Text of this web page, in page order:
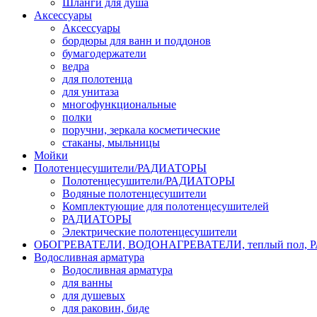
Шланги для душа
Аксессуары
Аксессуары
бордюры для ванн и поддонов
бумагодержатели
ведра
для полотенца
для унитаза
многофункциональные
полки
поручни, зеркала косметические
стаканы, мыльницы
Мойки
Полотенцесушители/РАДИАТОРЫ
Полотенцесушители/РАДИАТОРЫ
Водяные полотенцесушители
Комплектующие для полотенцесушителей
РАДИАТОРЫ
Электрические полотенцесушители
ОБОГРЕВАТЕЛИ, ВОДОНАГРЕВАТЕЛИ, теплый пол,
Водосливная арматура
Водосливная арматура
для ванны
для душевых
для раковин, биде